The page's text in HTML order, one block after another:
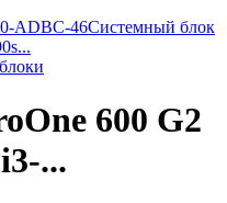
ADBC-46Системный блок
600 G2
...